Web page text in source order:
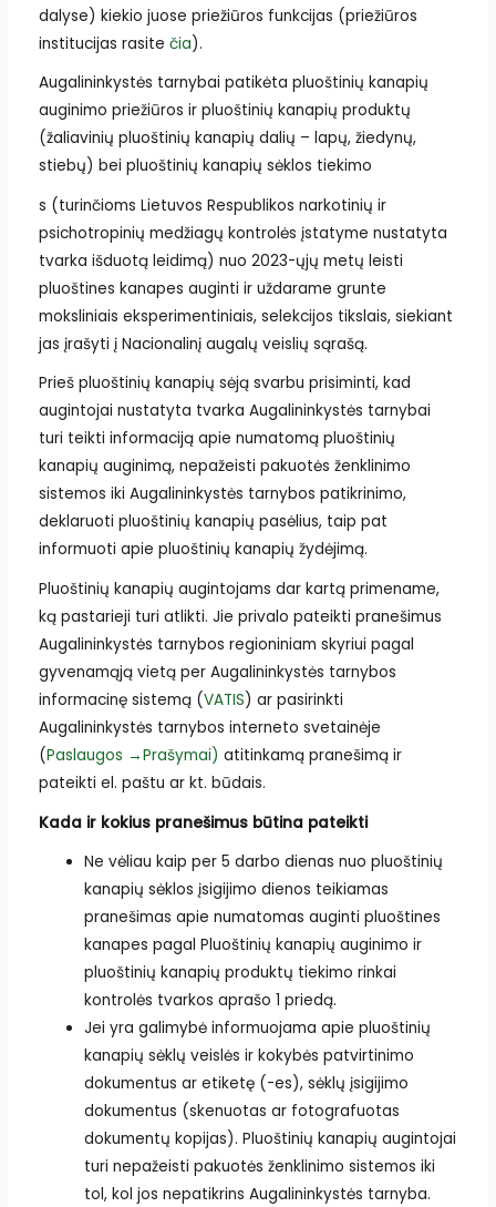
dalyse) kiekio juose priežiūros funkcijas (priežiūros
institucijas rasite čia).
Augalininkystės tarnybai patikėta pluoštinių kanapių
auginimo priežiūros ir pluoštinių kanapių produktų
(žaliavinių pluoštinių kanapių dalių – lapų, žiedynų,
stiebų) bei pluoštinių kanapių sėklos tiekimo
s (turinčioms Lietuvos Respublikos narkotinių ir
psichotropinių medžiagų kontrolės įstatyme nustatyta
tvarka išduotą leidimą) nuo 2023-ųjų metų leisti
pluoštines kanapes auginti ir uždarame grunte
moksliniais eksperimentiniais, selekcijos tikslais, siekiant
jas įrašyti į Nacionalinį augalų veislių sąrašą.
Prieš pluoštinių kanapių sėją svarbu prisiminti, kad
augintojai nustatyta tvarka Augalininkystės tarnybai
turi teikti informaciją apie numatomą pluoštinių
kanapių auginimą, nepažeisti pakuotės ženklinimo
sistemos iki Augalininkystės tarnybos patikrinimo,
deklaruoti pluoštinių kanapių pasėlius, taip pat
informuoti apie pluoštinių kanapių žydėjimą.
Pluoštinių kanapių augintojams dar kartą primename,
ką pastarieji turi atlikti. Jie privalo pateikti pranešimus
Augalininkystės tarnybos regioniniam skyriui pagal
gyvenamąją vietą per Augalininkystės tarnybos
informacinę sistemą (VATIS) ar pasirinkti
Augalininkystės tarnybos interneto svetainėje
(Paslaugos →Prašymai) atitinkamą pranešimą ir
pateikti el. paštu ar kt. būdais.
Kada ir kokius pranešimus būtina pateikti
Ne vėliau kaip per 5 darbo dienas nuo pluoštinių
kanapių sėklos įsigijimo dienos teikiamas
pranešimas apie numatomas auginti pluoštines
kanapes pagal Pluoštinių kanapių auginimo ir
pluoštinių kanapių produktų tiekimo rinkai
kontrolės tvarkos aprašo 1 priedą.
Jei yra galimybė informuojama apie pluoštinių
kanapių sėklų veislės ir kokybės patvirtinimo
dokumentus ar etiketę (-es), sėklų įsigijimo
dokumentus (skenuotas ar fotografuotas
dokumentų kopijas). Pluoštinių kanapių augintojai
turi nepažeisti pakuotės ženklinimo sistemos iki
tol, kol jos nepatikrins Augalininkystės tarnyba.